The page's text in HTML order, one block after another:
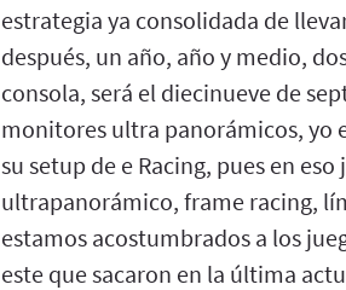
estrategia ya consolidada de
después, un año, año y medio,
consola, será el diecinueve de
monitores ultra panorámicos, yo
su setup de e Racing, pues en
ultrapanorámico, frame racing,
estamos acostumbrados a los
este que sacaron en la última